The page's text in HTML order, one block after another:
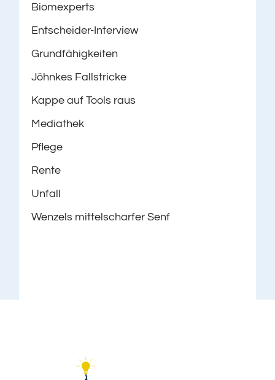
Biomexperts
Entscheider-Interview
Grundfähigkeiten
Jöhnkes Fallstricke
Kappe auf Tools raus
Mediathek
Pflege
Rente
Unfall
Wenzels mittelscharfer Senf